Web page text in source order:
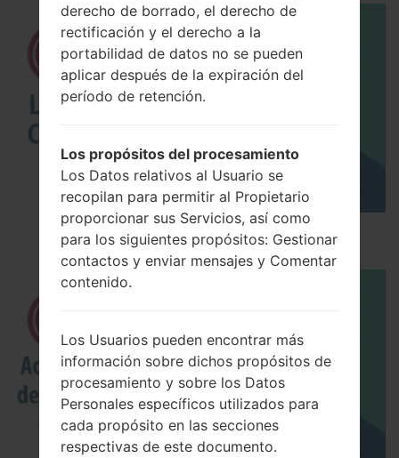
Los 5 principales Códigos Secretos para LG!
derecho de borrado, el derecho de
rectificación y el derecho a la
portabilidad de datos no se pueden
aplicar después de la expiración del
período de retención.
Los propósitos del procesamiento
Los Datos relativos al Usuario se
recopilan para permitir al Propietario
proporcionar sus Servicios, así como
para los siguientes propósitos: Gestionar
contactos y enviar mensajes y Comentar
contenido.
Los Usuarios pueden encontrar más
información sobre dichos propósitos de
procesamiento y sobre los Datos
Personales específicos utilizados para
cada propósito en las secciones
respectivas de este documento.